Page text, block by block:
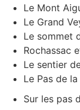
Le Mont
Le Grand
Le sommet
Rochassac
Le sentier
Le Pas de
Sur les pas